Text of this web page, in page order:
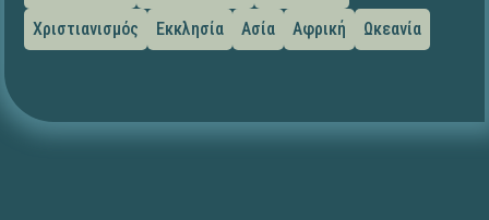
Χριστιανισμός
Εκκλησία Ασία Αφρική Ωκεανία